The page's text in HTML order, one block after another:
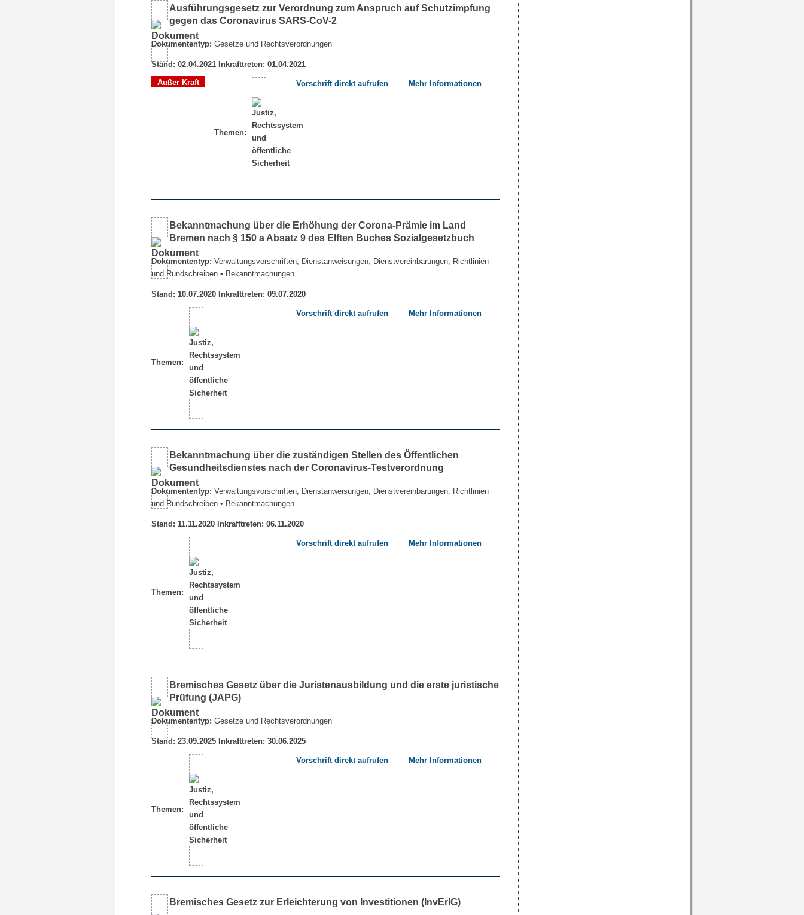
Ausführungsgesetz zur Verordnung zum Anspruch auf Schutzimpfung
gegen das Coronavirus SARS-CoV-2
Dokumententyp: Gesetze und Rechtsverordnungen
Stand: 02.04.2021 Inkrafttreten: 01.04.2021
Außer Kraft
Themen:
Vorschrift direkt aufrufen Mehr Informationen
Bekanntmachung über die Erhöhung der Corona-Prämie im Land
Bremen nach § 150 a Absatz 9 des Elften Buches Sozialgesetzbuch
Dokumententyp: Verwaltungsvorschriften, Dienstanweisungen, Dienstvereinbarungen, Richtlinien
und Rundschreiben • Bekanntmachungen
Stand: 10.07.2020 Inkrafttreten: 09.07.2020
Themen:
Vorschrift direkt aufrufen Mehr Informationen
Bekanntmachung über die zuständigen Stellen des Öffentlichen
Gesundheitsdienstes nach der Coronavirus-Testverordnung
Dokumententyp: Verwaltungsvorschriften, Dienstanweisungen, Dienstvereinbarungen, Richtlinien
und Rundschreiben • Bekanntmachungen
Stand: 11.11.2020 Inkrafttreten: 06.11.2020
Themen:
Vorschrift direkt aufrufen Mehr Informationen
Bremisches Gesetz über die Juristenausbildung und die erste juristische
Prüfung (JAPG)
Dokumententyp: Gesetze und Rechtsverordnungen
Stand: 23.09.2025 Inkrafttreten: 30.06.2025
Themen:
Vorschrift direkt aufrufen Mehr Informationen
Bremisches Gesetz zur Erleichterung von Investitionen (InvErlG)